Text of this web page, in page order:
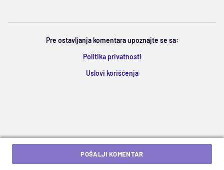
Pre ostavljanja komentara upoznajte se sa:
Politika privatnosti
Uslovi korišćenja
POŠALJI KOMENTAR